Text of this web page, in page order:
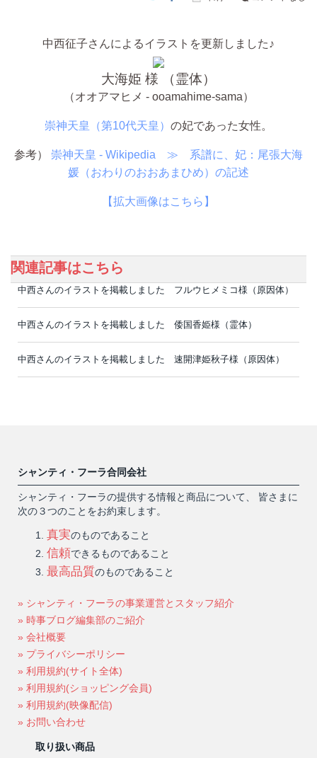
中西征子さんによるイラストを更新しました♪
大海姫 様 （霊体）
（オオアマヒメ - ooamahime-sama）
崇神天皇（第10代天皇） の妃であった女性。
参考） 崇神天皇 - Wikipedia ≫ 系譜に、妃：尾張大海
媛（おわりのおおあまひめ）の記述
【拡大画像はこちら】
関連記事はこちら
中西さんのイラストを掲載しました フルウヒメミコ様（原因体）
中西さんのイラストを掲載しました 倭国香姫様（霊体）
中西さんのイラストを掲載しました 速開津姫秋子様（原因体）
シャンティ・フーラ合同会社
シャンティ・フーラの提供する情報と商品について、 皆さまに
次の３つのことをお約束します。
真実のものであること
信頼できるものであること
最高品質のものであること
» シャンティ・フーラの事業運営とスタッフ紹介
» 時事ブログ編集部のご紹介
» 会社概要
» プライバシーポリシー
» 利用規約(サイト全体)
» 利用規約(ショッピング会員)
» 利用規約(映像配信)
» お問い合わせ
取り扱い商品